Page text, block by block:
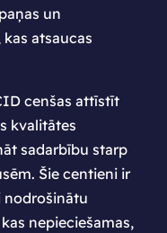
un
atsaucas
cenšas attīstīt
kvalitātes
sadarbību starp
Šie centieni ir
nodrošinātu
nepieciešamas,